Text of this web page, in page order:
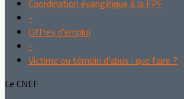
Coordination évangélique à la FPF
-
Offres d'emploi
-
Victime ou témoin d'abus : que faire ?
Le CNEF